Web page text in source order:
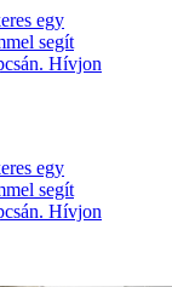
egy
segít
Hívjon
egy
segít
Hívjon